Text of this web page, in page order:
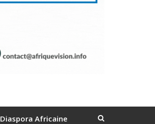
Diaspora Africaine